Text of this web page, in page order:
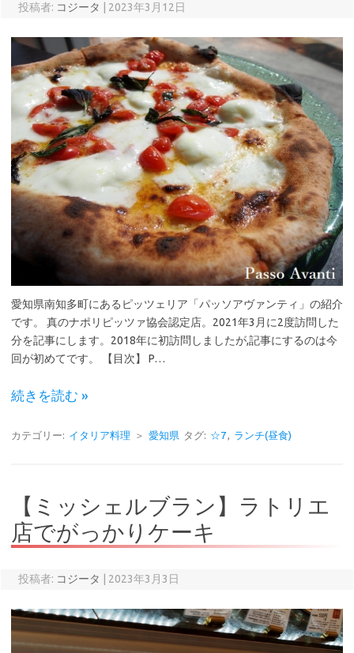
投稿者: コジータ 2023年3月12日
愛知県南知多町にあるピッツェリア「パッソアヴァンティ」の紹介
です。 真のナポリピッツァ協会認定店。2021年3月に2度訪問した
分を記事にします。2018年に初訪問しましたが,記事にするのは今
回が初めてです。 【目次】 P…
続きを読む »
カテゴリー: イタリア料理 ＞ 愛知県 タグ: ☆7, ランチ(昼食)
【ミッシェルブラン】ラトリエ
店でがっかりケーキ
投稿者: コジータ 2023年3月3日